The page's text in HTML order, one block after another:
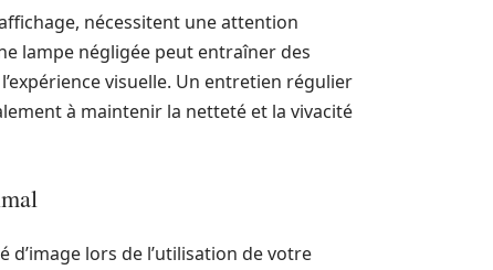
nécessitent une attention
lampe négligée peut entraîner des
visuelle. Un entretien régulier
à maintenir la netteté et la vivacité
lors de l’utilisation de votre